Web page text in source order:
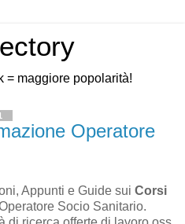
= maggiore popolarità!
Operatore
Appunti e Guide sui Corsi
Socio Sanitario.